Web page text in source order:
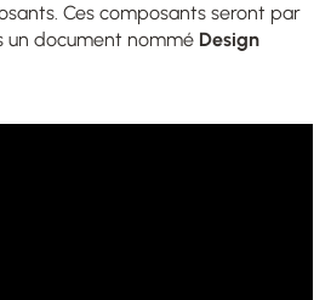
Ces composants seront par
un document nommé Design